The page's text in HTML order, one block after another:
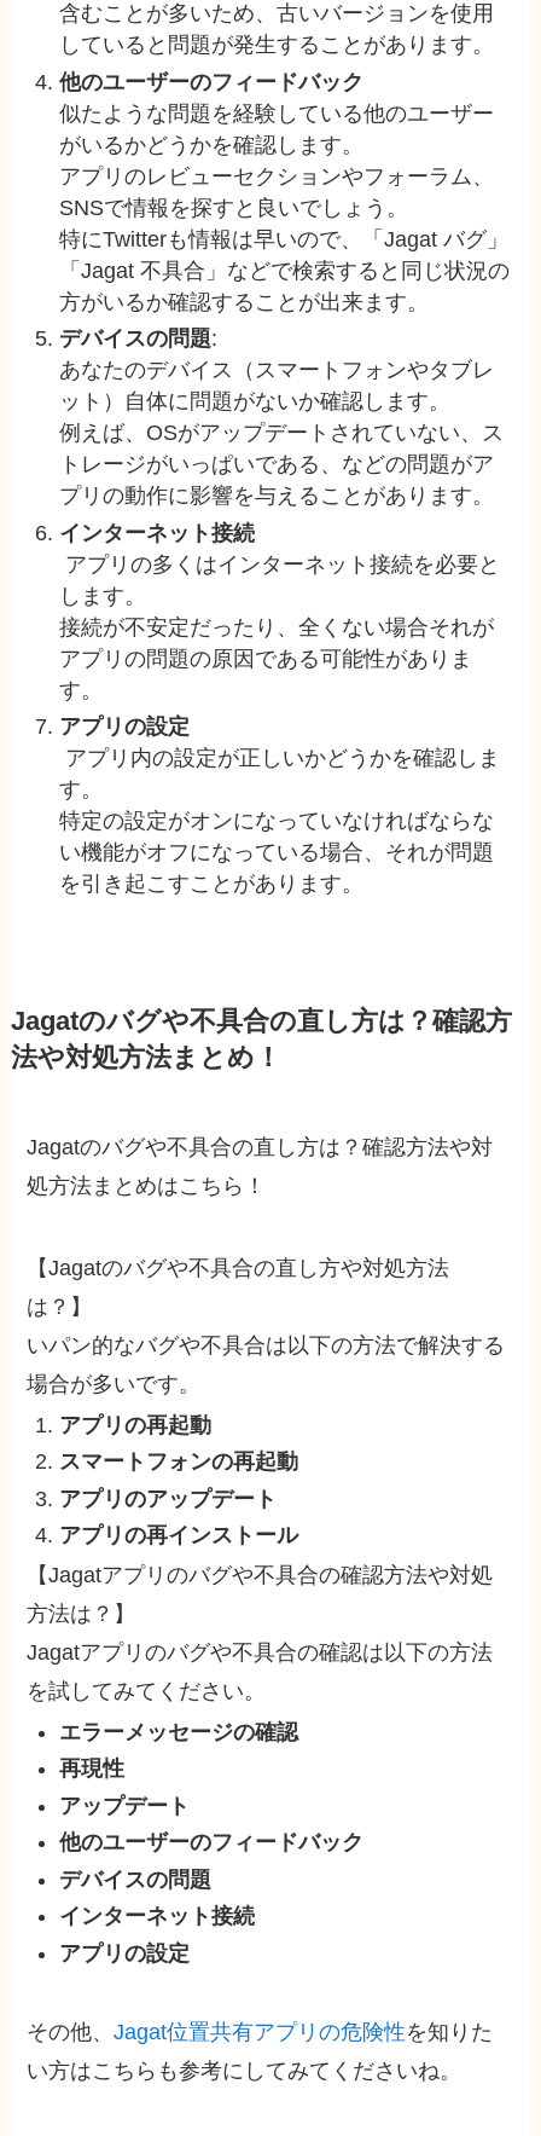
含むことが多いため、古いバージョンを使用
していると問題が発生することがあります。
他のユーザーのフィードバック
似たような問題を経験している他のユーザー
がいるかどうかを確認します。
アプリのレビューセクションやフォーラム、
SNSで情報を探すと良いでしょう。
特にTwitterも情報は早いので、「Jagat バグ」
「Jagat 不具合」などで検索すると同じ状況の
方がいるか確認することが出来ます。
デバイスの問題:
あなたのデバイス（スマートフォンやタブレ
ット）自体に問題がないか確認します。
例えば、OSがアップデートされていない、ス
トレージがいっぱいである、などの問題がア
プリの動作に影響を与えることがあります。
インターネット接続
アプリの多くはインターネット接続を必要と
します。
接続が不安定だったり、全くない場合それが
アプリの問題の原因である可能性がありま
す。
アプリの設定
アプリ内の設定が正しいかどうかを確認しま
す。
特定の設定がオンになっていなければならな
い機能がオフになっている場合、それが問題
を引き起こすことがあります。
Jagatのバグや不具合の直し方は？確認方
法や対処方法まとめ！
Jagatのバグや不具合の直し方は？確認方法や対
処方法まとめはこちら！
【Jagatのバグや不具合の直し方や対処方法
は？】
いパン的なバグや不具合は以下の方法で解決する
場合が多いです。
アプリの再起動
スマートフォンの再起動
アプリのアップデート
アプリの再インストール
【Jagatアプリのバグや不具合の確認方法や対処
方法は？】
Jagatアプリのバグや不具合の確認は以下の方法
を試してみてください。
エラーメッセージの確認
再現性
アップデート
他のユーザーのフィードバック
デバイスの問題
インターネット接続
アプリの設定
その他、Jagat位置共有アプリの危険性を知りた
い方はこちらも参考にしてみてくださいね。